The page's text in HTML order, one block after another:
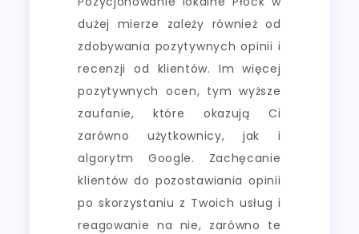
dużej mierze zależy również od
zdobywania pozytywnych opinii i
recenzji od klientów. Im więcej
pozytywnych ocen, tym wyższe
zaufanie, które okazują Ci
zarówno użytkownicy, jak i
algorytm Google. Zachęcanie
klientów do pozostawiania opinii
po skorzystaniu z Twoich usług i
reagowanie na nie, zarówno te